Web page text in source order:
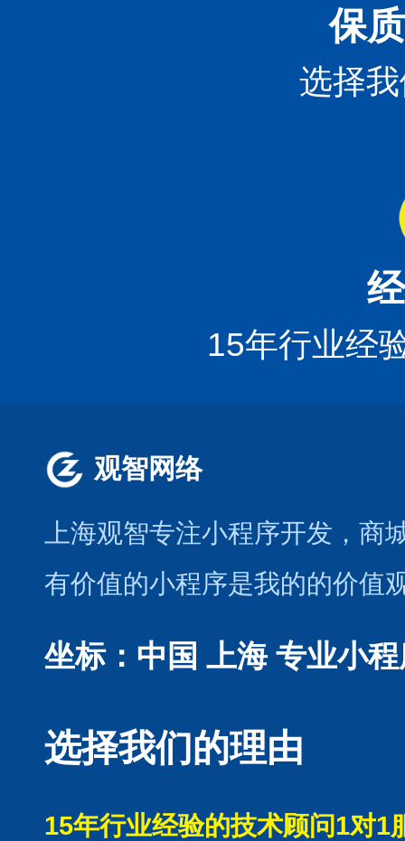
保
选择
15年行业经
观智网络
上海观智专注小程序开发 ，商
有价值的小程序是我的的价值
坐标：中国 上海 专业小
选择我们的理由
15年行业经验的技术顾问1对1